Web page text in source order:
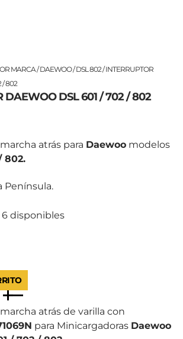
MARCA/DAEWOO/DSL 802/ INTERRUPTOR
/ 802
DAEWOO DSL 601 / 702 / 802
atrás para Daewoo modelos
802.
Península.
6 disponibles
atrás de varilla con
para Minicargadoras Daewoo